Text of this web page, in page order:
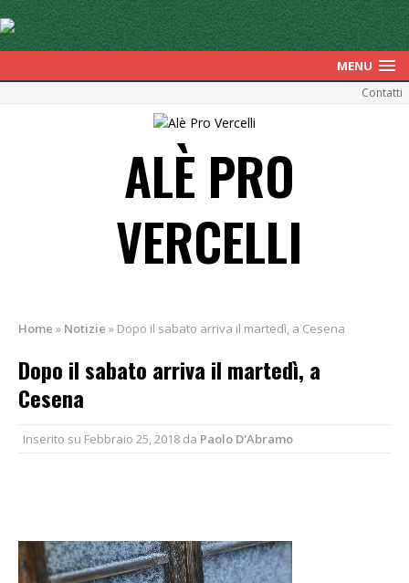
MENU
Contatti
ALÈ PRO
VERCELLI
Home » Notizie » Dopo il sabato arriva il martedì, a Cesena
Dopo il sabato arriva il martedì, a
Cesena
Inserito su Febbraio 25, 2018 da Paolo D'Abramo